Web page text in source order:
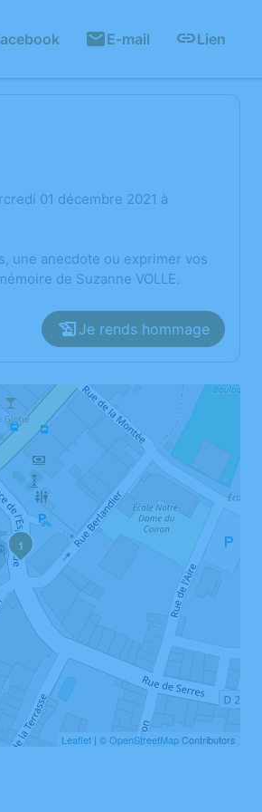
E-mail Lien
01 décembre 2021 à
une anecdote ou exprimer vos
de Suzanne VOLLE.
Je rends hommage
1
Leaflet | ©OpenStreetMapContributors